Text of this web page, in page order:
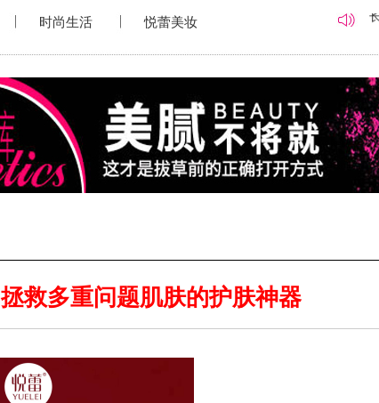
救多重问题肌肤的护肤神器